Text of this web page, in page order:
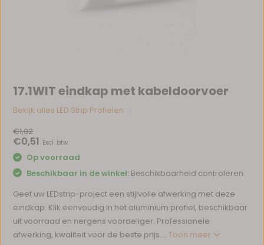
17.1WIT eindkap met kabeldoorvoer
Bekijk alles LED Strip Profielen
€1,02
€0,51 Excl. btw
Op voorraad
Beschikbaar in de winkel: Beschikbaarheid controleren
Geef uw LEDstrip-project een stijlvolle afwerking met deze
eindkap. Klik eenvoudig in het aluminium profiel, beschikbaar
uit voorraad en nergens voordeliger. Professionele
afwerking, kwaliteit voor de beste prijs....Toon meer